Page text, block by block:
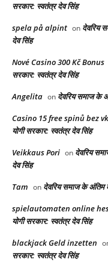
सरकार: स्वतंत्र देव सिंह
spela på alpint on देवरिय
देव सिंह
Nové Casino 300 Kč Bonus
सरकार: स्वतंत्र देव सिंह
Angelita on देवरिय समाज के
Casino 15 free spinů bez
योगी सरकार: स्वतंत्र देव सिंह
Veikkaus Pori on देवरिय
देव सिंह
Tam on देवरिय समाज के अंतिम
spielautomaten online
योगी सरकार: स्वतंत्र देव सिंह
blackjack Geld inzetten
सरकार: स्वतंत्र देव सिंह